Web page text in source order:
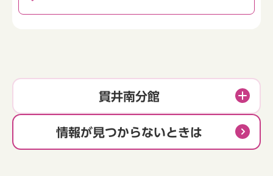
貫井南分館
情報が見つからないときは